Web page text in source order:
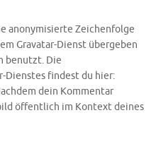
anonymisierte Zeichenfolge
Gravatar-Dienst übergeben
benutzt. Die
Dienstes findest du hier:
dein Kommentar
öffentlich im Kontext deines